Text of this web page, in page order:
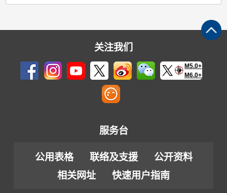
关注我们
M5.0+
M6.0+
服务台
公用表格 联络及支援
公开资料
相关网址
快速用户指南